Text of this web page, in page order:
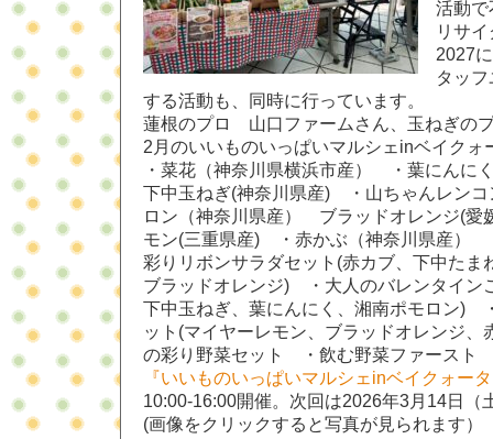
活動で
リサ
2027
タッ
する活動も、同時に行っています。
蓮根のプロ 山口ファームさん、玉ねぎの
2月のいいものいっぱいマルシェinベイクォ
・菜花（神奈川県横浜市産） ・葉にん
下中玉ねぎ(神奈川県産) ・山ちゃんレン
ロン（神奈川県産） ブラッドオレンジ(
モン(三重県産) ・赤かぶ（神奈川県産）
彩りリボンサラダセット(赤カブ、下中たま
ブラッドオレンジ) ・大人のバレンタイン
下中玉ねぎ、葉にんにく、湘南ポモロン)
ット(マイヤーレモン、ブラッドオレンジ
の彩り野菜セット ・飲む野菜ファースト
『いいものいっぱいマルシェinベイクォー
10:00-16:00開催。次回は2026年3月14日（
(画像をクリックすると写真が見られます）